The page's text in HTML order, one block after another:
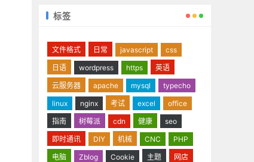
标签
文件格式 日常 javascript
css
日语
wordpress https
英语
云服务器
apache mysql
typecho
linux
nginx 考试 excel
office
指南
树莓派 cdn 健康
seo
即时通讯
DIY 机械 CNC
PHP
电脑
Zblog Cookie 主题
网店